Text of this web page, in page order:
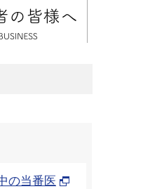
の当番医